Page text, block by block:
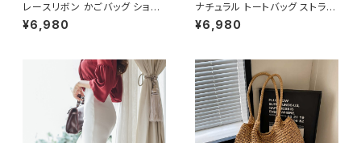
レースリボン かごバッグ ショル
ダーバッグ レディース 韓国風
春夏 ナチュラルスタイル リゾー
¥6,980
ナチュラル トートバッグ ストライ
プデザイン かごバッグ レディー
ス バック 肩掛け 大容量 軽量
B0206
¥6,980